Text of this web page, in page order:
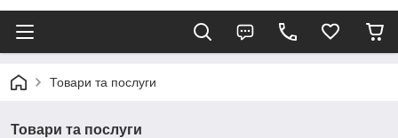
Товари та послуги
Товари та послуги